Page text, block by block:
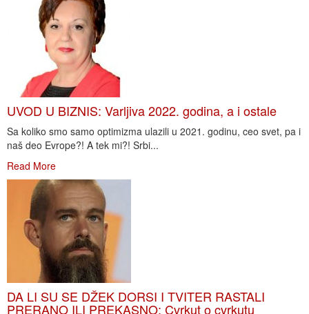
UVOD U BIZNIS: Varljiva 2022. godina, a i ostale
Sa koliko smo samo optimizma ulazili u 2021. godinu, ceo svet, pa i
naš deo Evrope?! A tek mi?! Srbi...
Read More
DA LI SU SE DŽEK DORSI I TVITER RASTALI
PRERANO ILI PREKASNO: Cvrkut o cvrkutu